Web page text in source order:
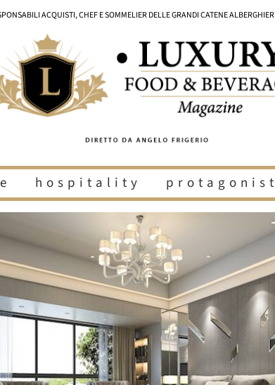
ACQUISTI, CHEF E SOMMELIER DELLE GRANDI CATENE
hospitality